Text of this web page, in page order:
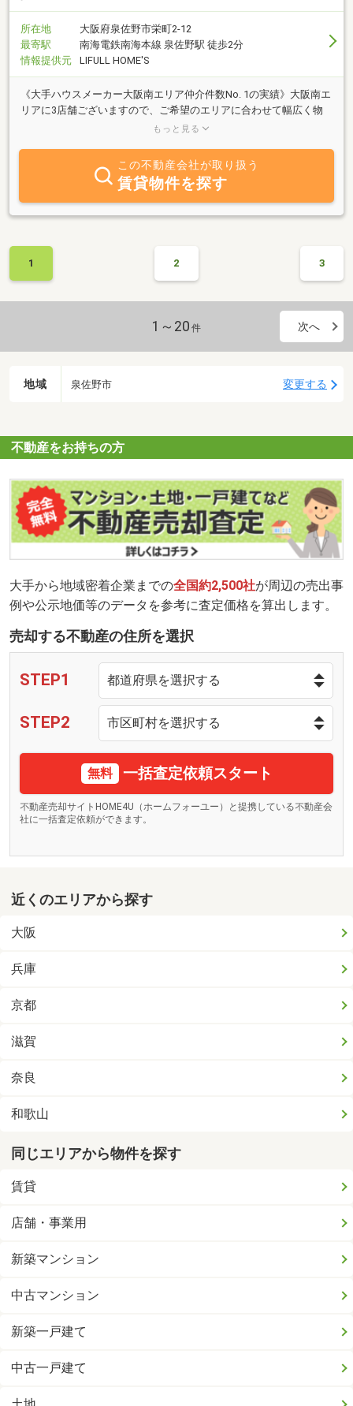
所在地
大阪府泉佐野市栄町2-12
最寄駅
南海電鉄南海本線 泉佐野駅 徒歩2分
情報提供元
LIFULL HOME'S
《大手ハウスメーカー大阪南エリア仲介件数No. 1の実績》大阪南エ
リアに3店舗ございますので、ご希望のエリアに合わせて幅広く物
件をご紹介可能です。地域密着ならではの豊富な情報をもとにご提
もっと見る
この不動産会社が取り扱う
賃貸物件を探す
1 2 3
1～20 件 次へ
地域 泉佐野市 変更する
不動産をお持ちの方
大手から地域密着企業までの全国約2,500社が周辺の売出事
例や公示地価等のデータを参考に査定価格を算出します。
売却する不動産の住所を選択
STEP1
STEP2
無料 一括査定依頼スタート
不動産売却サイトHOME4U（ホームフォーユー）と提携している不動産会
社に一括査定依頼ができます。
近くのエリアから探す
大阪
兵庫
京都
滋賀
奈良
和歌山
同じエリアから物件を探す
賃貸
店舗・事業用
新築マンション
中古マンション
新築一戸建て
中古一戸建て